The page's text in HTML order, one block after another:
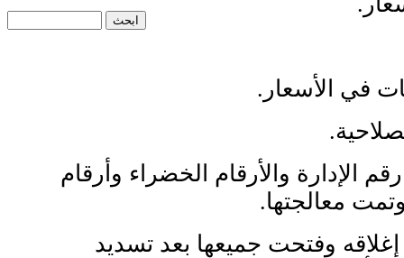
في الأسعار.
الإدارة والأرقام الخضراء وأرقام
معالجتها.
إغلاقه وفتحت جميعها بعد تسديد